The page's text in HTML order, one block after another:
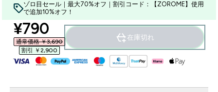
ゾロ目セール｜最大70%オフ｜割引コード：【ZOROME】使用
で追加10%オフ！
discounted price
¥790‎
通常価格 ￥3,690‎
割引 ￥2,900‎
在庫切れ